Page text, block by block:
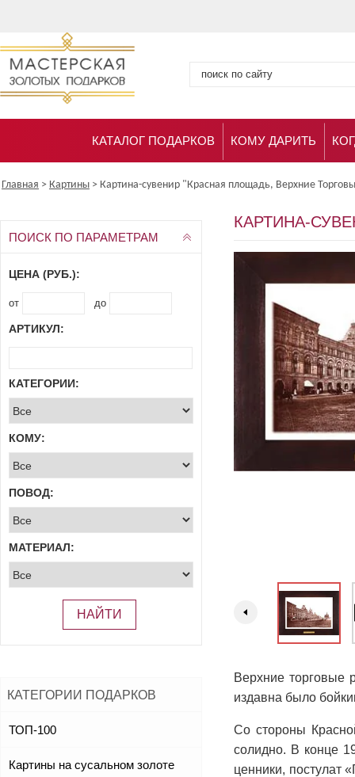
КАТАЛОГ ПОДАРКОВ КОМУ ДАРИТЬ
Главная > Картины > Картина-сувенир "Красная площадь, Верхние
ПОИСК ПО ПАРАМЕТРАМ
ЦЕНА (РУБ.):
от до
АРТИКУЛ:
КАТЕГОРИИ:
КОМУ:
ПОВОД:
МАТЕРИАЛ:
НАЙТИ
КАТЕГОРИИ ПОДАРКОВ
ТОП-100
Картины на сусальном золоте
КАРТИНА-
Верхние
издавна было
Со стороны
солидно. В конце
ценники, постулат